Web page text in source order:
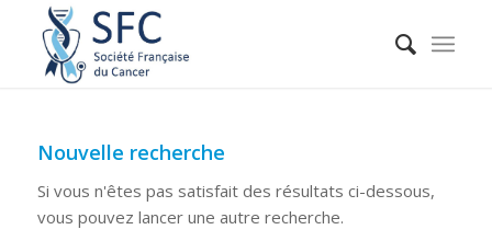
Nouvelle recherche
Si vous n'êtes pas satisfait des résultats ci-dessous,
vous pouvez lancer une autre recherche.